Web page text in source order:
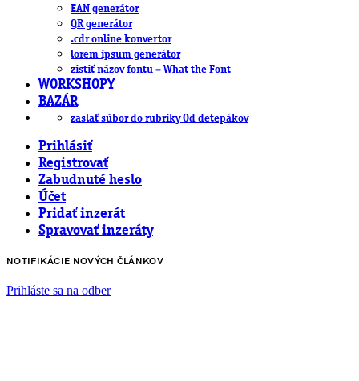
EAN generátor
QR generátor
.cdr online konvertor
lorem ipsum generátor
zistiť názov fontu – What the Font
WORKSHOPY
BAZÁR
zaslať súbor do rubriky Od detepákov
Prihlásiť
Registrovať
Zabudnuté heslo
Účet
Pridať inzerát
Spravovať inzeráty
NOTIFIKÁCIE NOVÝCH ČLÁNKOV
Prihláste sa na odber